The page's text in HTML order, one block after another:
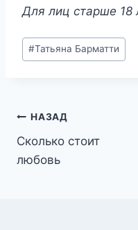
Для лиц старше 18
Метки
записи:
#Татьяна Барматти
Навигация
по
НАЗАД
Сколько стоит
любовь